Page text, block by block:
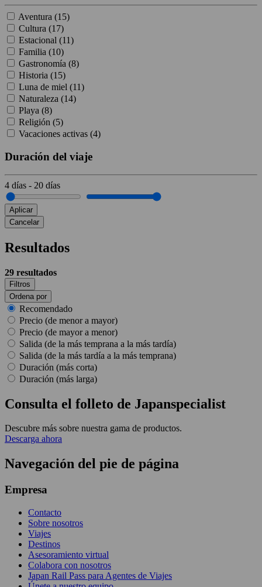
Aventura (15)
Cultura (17)
Estacional (11)
Familia (10)
Gastronomía (8)
Historia (15)
Luna de miel (11)
Naturaleza (14)
Playa (8)
Religión (5)
Vacaciones activas (4)
Duración del viaje
4 días - 20 días
Aplicar
Cancelar
Resultados
29 resultados
Filtros
Ordena por
Recomendado
Precio (de menor a mayor)
Precio (de mayor a menor)
Salida (de la más temprana a la más tardía)
Salida (de la más tardía a la más temprana)
Duración (más corta)
Duración (más larga)
Consulta el folleto de Japanspecialist
Descubre más sobre nuestra gama de productos.
Descarga ahora
Navegación del pie de página
Empresa
Contacto
Sobre nosotros
Viajes
Destinos
Asesoramiento virtual
Colabora con nosotros
Japan Rail Pass para Agentes de Viajes